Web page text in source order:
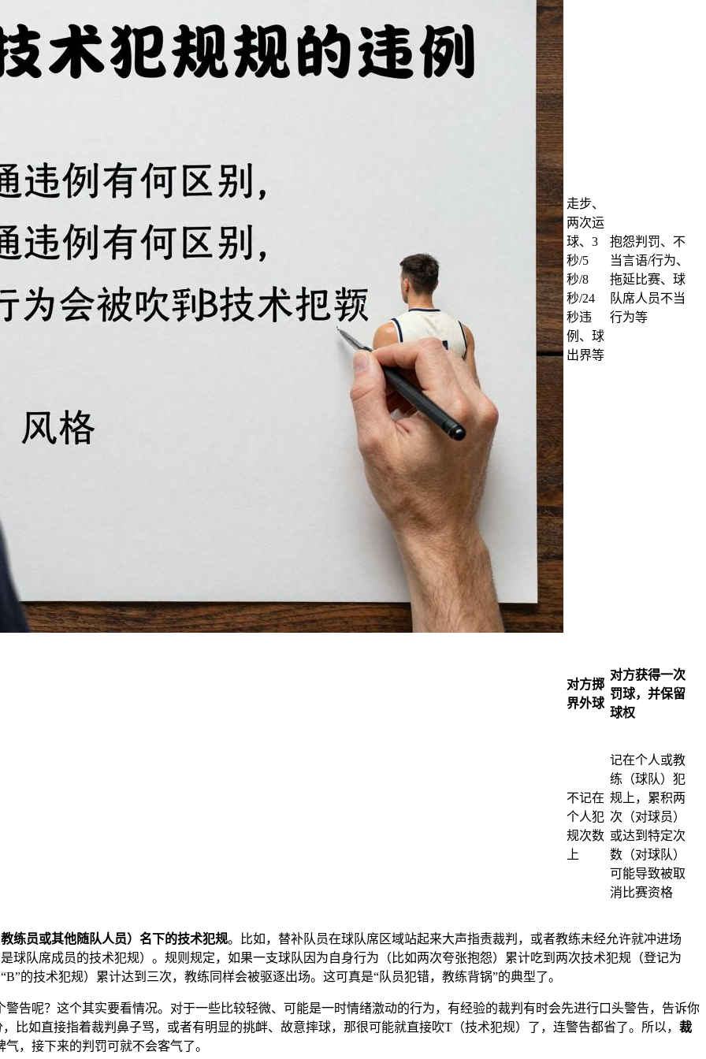
走步、
两次运
球、3
秒/5
秒/8
秒/24
秒违
例、球
出界等
抱怨判罚、不
当言语/行为、
拖延比赛、球
队席人员不当
行为等
对方掷
界外球
对方获得一次
罚球，并保留
球权
不记在
个人犯
规次数
上
记在个人或教
练（球队）犯
规上，累积两
次（对球员）
或达到特定次
数（对球队）
可能导致被取
消比赛资格
练员或其他随队人员）名下的技术犯规。比如，替补队员在球队席区域站起来大声指责裁判，或者教练未经允许就冲进场
球队席成员的技术犯规）。规则规定，如果一支球队因为自身行为（比如两次夸张抱怨）累计吃到两次技术犯规（登记为
的技术犯规）累计达到三次，教练同样会被驱逐出场。这可真是“队员犯错，教练背锅”的典型了。
告呢？这个其实要看情况。对于一些比较轻微、可能是一时情绪激动的行为，有经验的裁判有时会先进行口头警告，告诉你
比如直接指着裁判鼻子骂，或者有明显的挑衅、故意摔球，那很可能就直接吹T（技术犯规）了，连警告都省了。所以， 裁
，接下来的判罚可就不会客气了。